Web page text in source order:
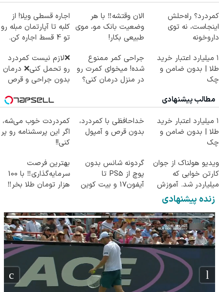
کمردرد؟ راه‌حلش
اینجاست، نه توی
داروخونه
الان وقتشه‼️ با هر
وضعیت بانک مو، موی
طبیعی بکار!
اجاره‌ قسطی ویلا! از
کلبه تا آپارتمان مبله رو
تو 4 قسط اجاره کن.
۱ میلیارد اعتبار خرید
طلا | بدون ضامن و
چک
جراحی کمر ممنوع
شده! میخوای کمرت رو
در منزل درمان کنی؟
❌لازم نیست کمردرد
رو تحمل کنی❌ درمان
بدون جراحی و قرص
مطالب پیشنهادی
۱ میلیارد اعتبار خرید
طلا | بدون ضامن و
چک
خداحافظی با کمردرد،
بدون قرص و آمپول
کمردردت خوب می‌شه،
اگر این پرسشنامه رو پر
کنی!!
ویدیو هولناک از جوان
کارتن خوابی که
میلیاردر شد. آموزش
رایگان
گردونه شانس بدون
پوچ از PS5 تا
آیفون17 و بیت کوین
بهترین فرصت
سرمایه‌گذاری‼️ با 100
هزار تومان طلا بخر‼️
زنده پیشنهادی